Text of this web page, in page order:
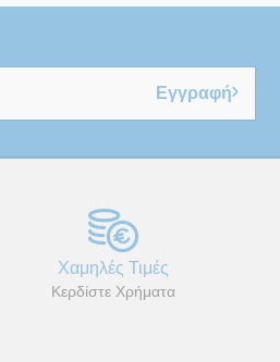
Εγγραφή
Χαμηλές Τιμές
Κερδίστε Χρήματα